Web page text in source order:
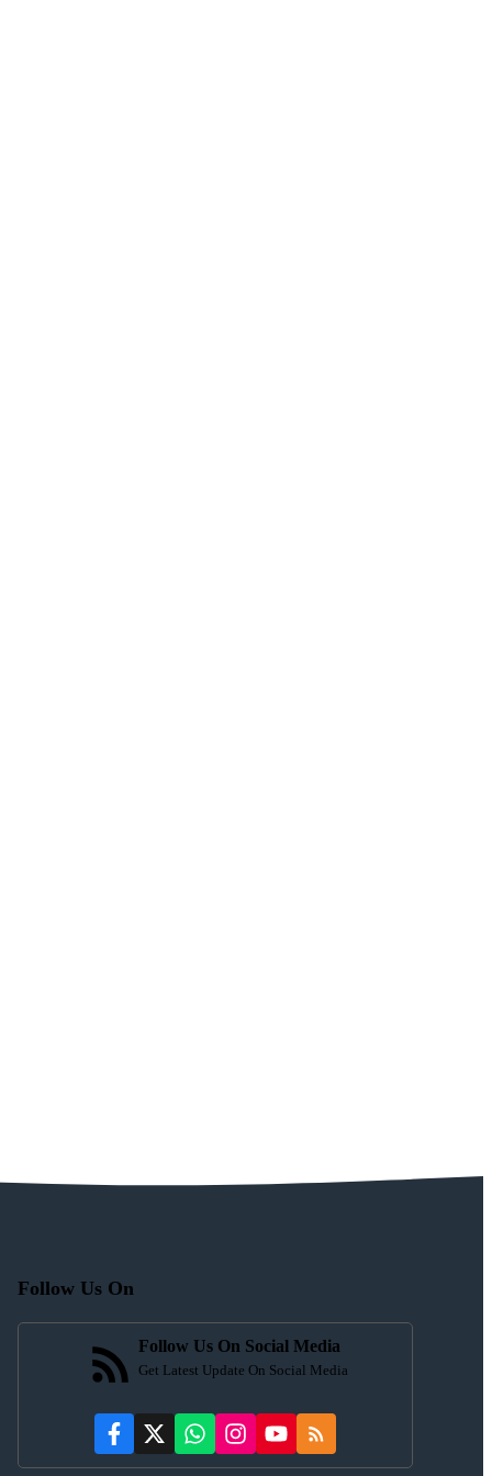
Follow Us On
Follow Us On Social Media
Get Latest Update On Social Media